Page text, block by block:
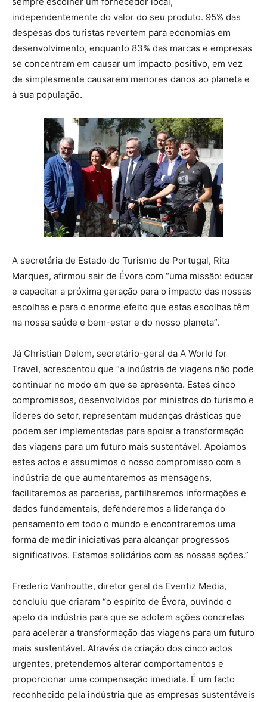
independentemente do valor do seu produto. 95% das
despesas dos turistas revertem para economias em
desenvolvimento, enquanto 83% das marcas e empresas
se concentram em causar um impacto positivo, em vez
de simplesmente causarem menores danos ao planeta e
à sua população.
A secretária de Estado do Turismo de Portugal, Rita
Marques, afirmou sair de Évora com “uma missão: educar
e capacitar a próxima geração para o impacto das nossas
escolhas e para o enorme efeito que estas escolhas têm
na nossa saúde e bem-estar e do nosso planeta”.
Já Christian Delom, secretário-geral da A World for
Travel, acrescentou que “a indústria de viagens não pode
continuar no modo em que se apresenta. Estes cinco
compromissos, desenvolvidos por ministros do turismo e
líderes do setor, representam mudanças drásticas que
podem ser implementadas para apoiar a transformação
das viagens para um futuro mais sustentável. Apoiamos
estes actos e assumimos o nosso compromisso com a
indústria de que aumentaremos as mensagens,
facilitaremos as parcerias, partilharemos informações e
dados fundamentais, defenderemos a liderança do
pensamento em todo o mundo e encontraremos uma
forma de medir iniciativas para alcançar progressos
significativos. Estamos solidários com as nossas ações.”
Frederic Vanhoutte, diretor geral da Eventiz Media,
concluiu que criaram “o espírito de Évora, ouvindo o
apelo da indústria para que se adotem ações concretas
para acelerar a transformação das viagens para um futuro
mais sustentável. Através da criação dos cinco actos
urgentes, pretendemos alterar comportamentos e
proporcionar uma compensação imediata. É um facto
reconhecido pela indústria que as empresas sustentáveis